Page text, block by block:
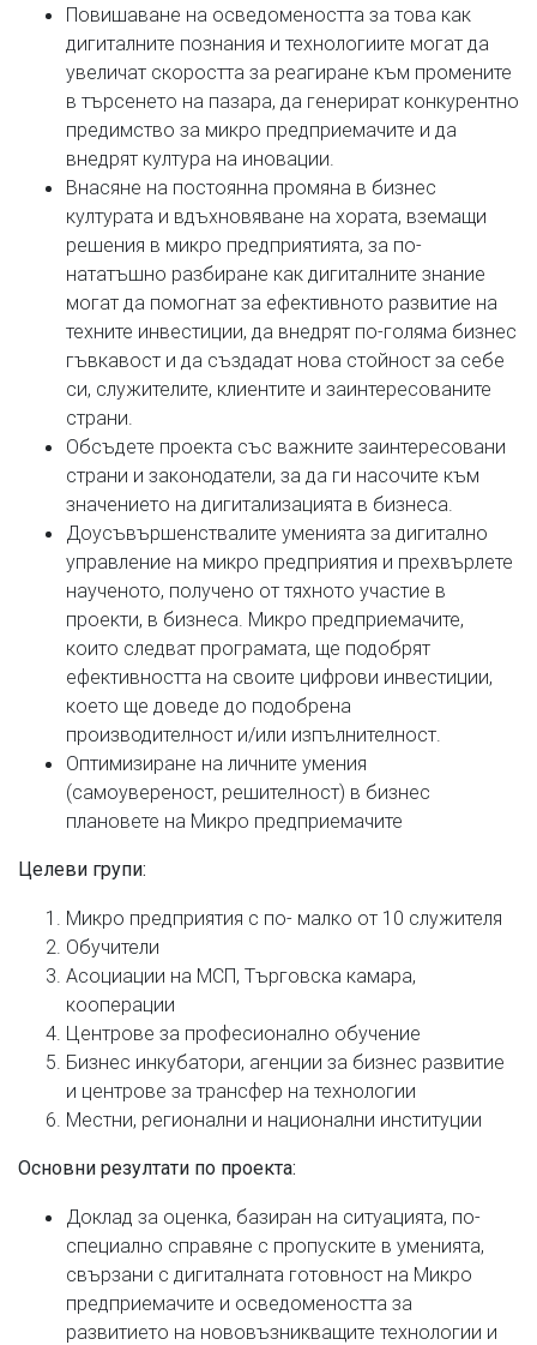
Повишаване на осведомеността за това как
дигиталните познания и технологиите могат да
увеличат скоростта за реагиране към промените
в търсенето на пазара, да генерират конкурентно
предимство за микро предприемачите и да
внедрят култура на иновации.
Внасяне на постоянна промяна в бизнес
културата и вдъхновяване на хората, вземащи
решения в микро предприятията, за по-
нататъшно разбиране как дигиталните знание
могат да помогнат за ефективното развитие на
техните инвестиции, да внедрят по-голяма бизнес
гъвкавост и да създадат нова стойност за себе
си, служителите, клиентите и заинтересованите
страни.
Обсъдете проекта със важните заинтересовани
страни и законодатели, за да ги насочите към
значението на дигитализацията в бизнеса.
Доусъвършенствалите уменията за дигитално
управление на микро предприятия и прехвърлете
наученото, получено от тяхното участие в
проекти, в бизнеса. Микро предприемачите,
които следват програмата, ще подобрят
ефективността на своите цифрови инвестиции,
което ще доведе до подобрена
производителност и/или изпълнителност.
Оптимизиране на личните умения
(самоувереност, решителност) в бизнес
плановете на Микро предприемачите
Целеви групи:
Микро предприятия с по- малко от 10 служителя
Обучители
Асоциации на МСП, Търговска камара,
кооперации
Центрове за професионално обучение
Бизнес инкубатори, агенции за бизнес развитие
и центрове за трансфер на технологии
Местни, регионални и национални институции
Основни резултати по проекта:
Доклад за оценка, базиран на ситуацията, по-
специално справяне с пропуските в уменията,
свързани с дигиталната готовност на Микро
предприемачите и осведомеността за
развитието на нововъзникващите технологии и